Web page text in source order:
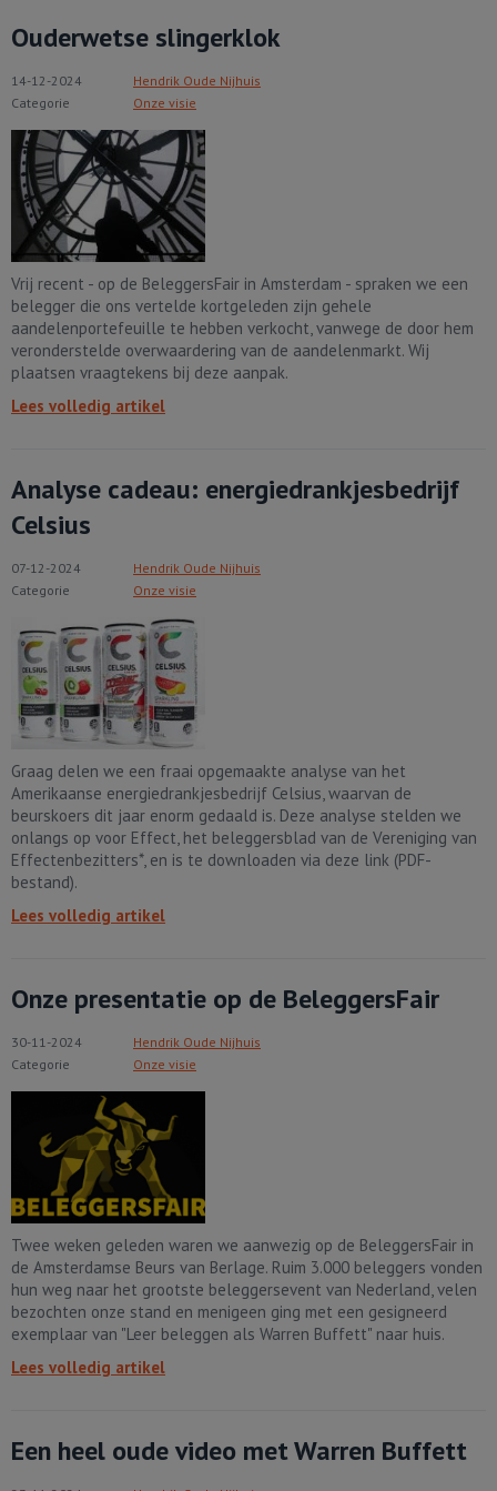
Ouderwetse slingerklok
14-12-2024
Hendrik Oude Nijhuis
Categorie
Onze visie
Vrij recent - op de BeleggersFair in Amsterdam - spraken we een
belegger die ons vertelde kortgeleden zijn gehele
aandelenportefeuille te hebben verkocht, vanwege de door hem
veronderstelde overwaardering van de aandelenmarkt. Wij
plaatsen vraagtekens bij deze aanpak.
Lees volledig artikel
Analyse cadeau: energiedrankjesbedrijf
Celsius
07-12-2024
Hendrik Oude Nijhuis
Categorie
Onze visie
Graag delen we een fraai opgemaakte analyse van het
Amerikaanse energiedrankjesbedrijf Celsius, waarvan de
beurskoers dit jaar enorm gedaald is. Deze analyse stelden we
onlangs op voor Effect, het beleggersblad van de Vereniging van
Effectenbezitters*, en is te downloaden via deze link (PDF-
bestand).
Lees volledig artikel
Onze presentatie op de BeleggersFair
30-11-2024
Hendrik Oude Nijhuis
Categorie
Onze visie
Twee weken geleden waren we aanwezig op de BeleggersFair in
de Amsterdamse Beurs van Berlage. Ruim 3.000 beleggers vonden
hun weg naar het grootste beleggersevent van Nederland, velen
bezochten onze stand en menigeen ging met een gesigneerd
exemplaar van "Leer beleggen als Warren Buffett" naar huis.
Lees volledig artikel
Een heel oude video met Warren Buffett